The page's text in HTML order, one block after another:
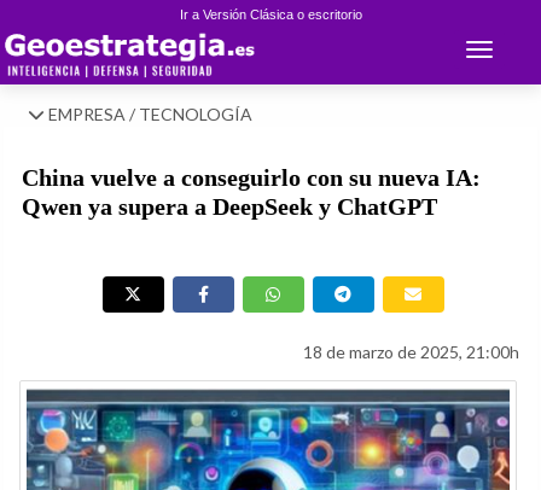
Ir a Versión Clásica o escritorio
Toggle
EMPRESA / TECNOLOGÍA
China vuelve a conseguirlo con su nueva IA:
Qwen ya supera a DeepSeek y ChatGPT
18 de marzo de 2025, 21:00h